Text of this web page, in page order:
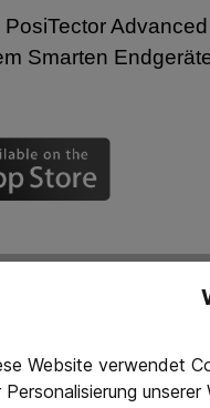
Smarten
von mehreren
PosiTector
Messung.
Website verwendet
Personalisierung